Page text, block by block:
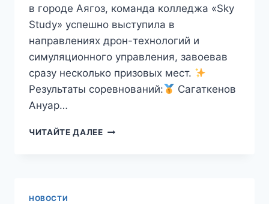
в городе Аягоз, команда колледжа «Sky
Study» успешно выступила в
направлениях дрон-технологий и
симуляционного управления, завоевав
сразу несколько призовых мест.
Результаты соревнований:
Сагаткенов
Ануар…
ЧИТАЙТЕ ДАЛЕЕ
НОВОСТИ